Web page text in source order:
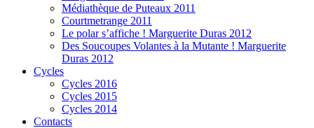
Médiathèque de Puteaux 2011
Courtmetrange 2011
Le polar s’affiche ! Marguerite Duras 2012
Des Soucoupes Volantes à la Mutante ! Marguerite
Duras 2012
Cycles
Cycles 2016
Cycles 2015
Cycles 2014
Contacts